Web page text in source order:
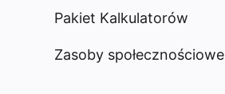
Pakiet Kalkulatorów
Zasoby społecznościowe